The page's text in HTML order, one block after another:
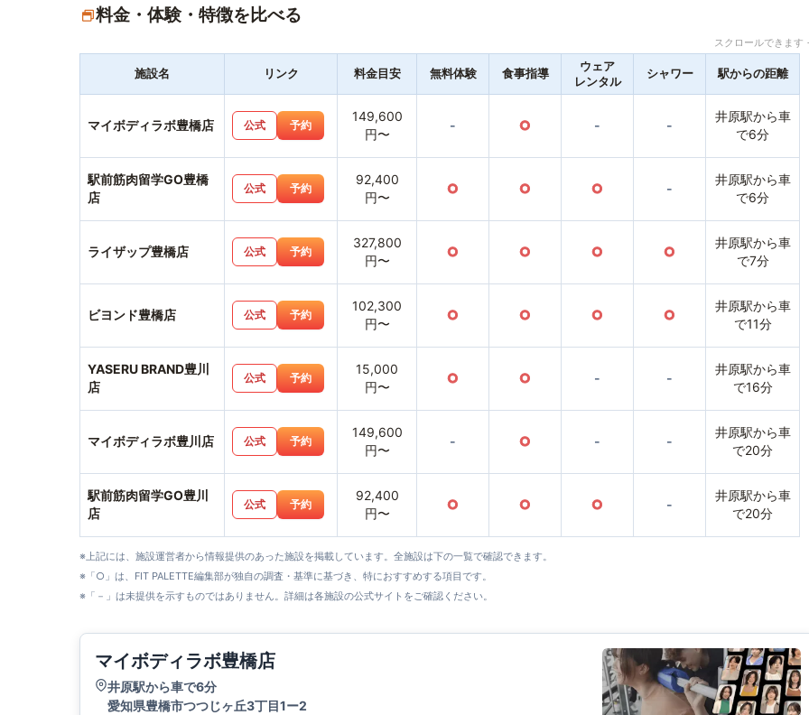
料金・体験・特徴を比べる
スクロールできま
施設名 リンク 料金目安 無料体験 食事指導
ウェア
レンタル
シャワー 駅からの距離
マイボディラボ豊橋店 公式 予約
149,600
円〜
- ○ - -
井原駅から車
で6分
駅前筋肉留学GO豊橋
店
公式 予約
92,400
円〜
○ ○ ○ -
井原駅から車
で6分
ライザップ豊橋店 公式 予約
327,800
円〜
○ ○ ○ ○
井原駅から車
で7分
ビヨンド豊橋店 公式 予約
102,300
円〜
○ ○ ○ ○
井原駅から車
で11分
YASERU BRAND豊川
店
公式 予約
15,000
円〜
○ ○ - -
井原駅から車
で16分
マイボディラボ豊川店 公式 予約
149,600
円〜
- ○ - -
井原駅から車
で20分
駅前筋肉留学GO豊川
店
公式 予約
92,400
円〜
○ ○ ○ -
井原駅から車
で20分
※上記には、施設運営者から情報提供のあった施設を掲載しています。全施設は下の一覧で確認できます。
※「○」は、FIT PALETTE編集部が独自の調査・基準に基づき、特におすすめする項目です。
※「－」は未提供を示すものではありません。詳細は各施設の公式サイトをご確認ください。
マイボディラボ豊橋店
井原駅から車で6分
愛知県豊橋市つつじヶ丘3丁目1ー2